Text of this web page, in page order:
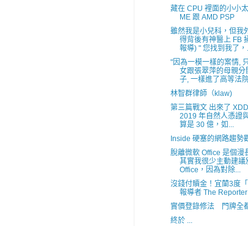
藏在 CPU 裡面的小小
ME 跟 AMD PSP
雖然我是小兒科，但我
得背後有神醫上 FB
報導) " 您找到我了，
"因為一模一樣的案情,
女跟張翠萍的母親分
子, 一樣進了高等法
林智群律師（klaw)
第三篇戰文 出來了
2019 年自然人憑證
算是 30 億，如...
Inside 硬塞的網路趨勢
脫離微軟 Office 是個漫
其實我很少主動建議
Office，因為對除...
沒錢付贖金！宜蘭3度
報導者 The Reporter
實價登錄修法 門牌全
終於 ...